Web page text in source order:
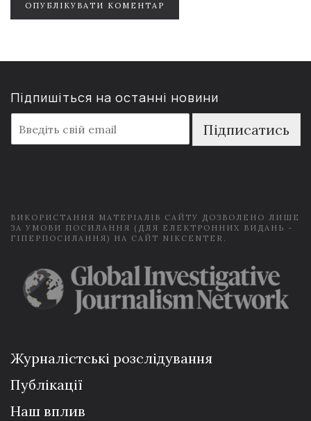
ОПУБЛІКУВАТИ КОМЕНТАР
Підпишіться на останні новини
m
a
Підписатись
ВИКОРИСТАННЯ МАТЕРІАЛІВ САЙТУ ДОЗВОЛЕНО ЛИШЕ
ЗА УМОВИ ПОСИЛАННЯ (ДЛЯ ЕЛЕКТРОННИХ ВИДАНЬ -
ГІПЕРПОСИЛАННЯ) НА САЙТ NIKCENTER.
Журналістські розслідування
Публікації
Наш вплив